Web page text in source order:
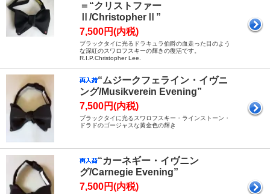
＝“クリストファー
Ⅱ/ChristopherⅡ”
7,500円(内税)
ブラックタイに光るドラキュラ伯爵の血走った目のよう
な深紅のスワロフスキーの輝きの復活です。
R.I.P.Christopher Lee.
“ムジークフェライン・イヴニ
ング/Musikverein Evening”
7,500円(内税)
ブラックタイに光るスワロフスキー・ラインストーン・
ドラドのゴージャスな黄金色の輝き
“カーネギー・イヴニン
グ/Carnegie Evening”
7,500円(内税)